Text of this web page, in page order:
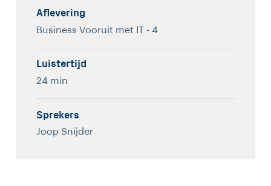
Aflevering
Business Vooruit met IT - 4
Luistertijd
24 min
Sprekers
Joop Snijder